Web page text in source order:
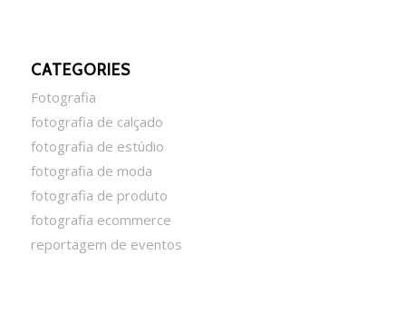
CATEGORIES
Fotografia
fotografia de calçado
fotografia de estúdio
fotografia de moda
fotografia de produto
fotografia ecommerce
reportagem de eventos